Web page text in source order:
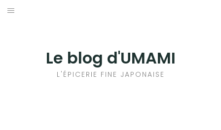
Aller
Le blog d'UMAMI
L'ÉPICERIE FINE JAPONAISE